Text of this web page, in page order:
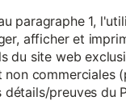
paragraphe 1,
afficher et
du site web
non commerciales
preuves du